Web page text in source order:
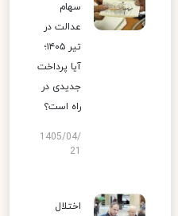
سهام
عدالت در
تیر ۱۴۰۵؛
آیا پرداخت
جدیدی در
راه است؟
1405/04/
اختلال